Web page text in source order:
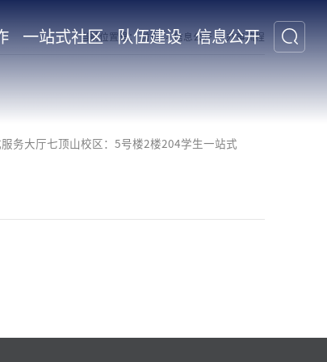
一站式社区 队伍建设 信息公开
当前位置是：首页->信息公开 ->办事流程
务大厅七顶山校区：5号楼2楼204学生一站式